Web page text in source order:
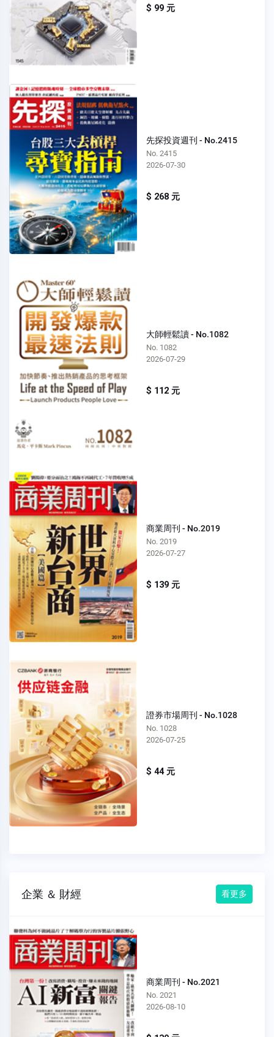
$ 99 元
先探投資週刊 - No.2415
No. 2415
2026-07-30
$ 268 元
大師輕鬆讀 - No.1082
No. 1082
2026-07-29
$ 112 元
商業周刊 - No.2019
No. 2019
2026-07-27
$ 139 元
證券市場周刊 - No.1028
No. 1028
2026-07-25
$ 44 元
企業 ＆ 財經 看更多
商業周刊 - No.2021
No. 2021
2026-08-10